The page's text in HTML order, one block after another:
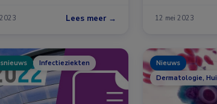
Lees meer → 12 mei 2023
Infectieziekten
Nieuws
Dermatologie,